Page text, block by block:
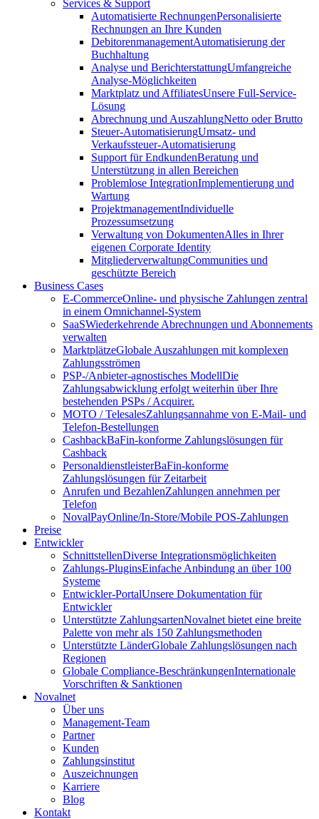
Services & Support
Automatisierte RechnungenPersonalisierte
Rechnungen an Ihre Kunden
DebitorenmanagementAutomatisierung der
Buchhaltung
Analyse und BerichterstattungUmfangreiche
Analyse-Möglichkeiten
Marktplatz und AffiliatesUnsere Full-Service-
Lösung
Abrechnung und AuszahlungNetto oder Brutto
Steuer-AutomatisierungUmsatz- und
Verkaufssteuer-Automatisierung
Support für EndkundenBeratung und
Unterstützung in allen Bereichen
Problemlose IntegrationImplementierung und
Wartung
ProjektmanagementIndividuelle
Prozessumsetzung
Verwaltung von DokumentenAlles in Ihrer
eigenen Corporate Identity
MitgliederverwaltungCommunities und
geschützte Bereich
Business Cases
E-CommerceOnline- und physische Zahlungen zentral
in einem Omnichannel-System
SaaSWiederkehrende Abrechnungen und Abonnements
verwalten
MarktplätzeGlobale Auszahlungen mit komplexen
Zahlungsströmen
PSP-/Anbieter‑agnostisches ModellDie
Zahlungsabwicklung erfolgt weiterhin über Ihre
bestehenden PSPs / Acquirer.
MOTO / TelesalesZahlungsannahme von E-Mail- und
Telefon-Bestellungen
CashbackBaFin-konforme Zahlungslösungen für
Cashback
PersonaldienstleisterBaFin-konforme
Zahlungslösungen für Zeitarbeit
Anrufen und BezahlenZahlungen annehmen per
Telefon
NovalPayOnline/In-Store/Mobile POS-Zahlungen
Preise
Entwickler
SchnittstellenDiverse Integrationsmöglichkeiten
Zahlungs-PluginsEinfache Anbindung an über 100
Systeme
Entwickler-PortalUnsere Dokumentation für
Entwickler
Unterstützte ZahlungsartenNovalnet bietet eine breite
Palette von mehr als 150 Zahlungsmethoden
Unterstützte LänderGlobale Zahlungslösungen nach
Regionen
Globale Compliance-BeschränkungenInternationale
Vorschriften & Sanktionen
Novalnet
Über uns
Management-Team
Partner
Kunden
Zahlungsinstitut
Auszeichnungen
Karriere
Blog
Kontakt